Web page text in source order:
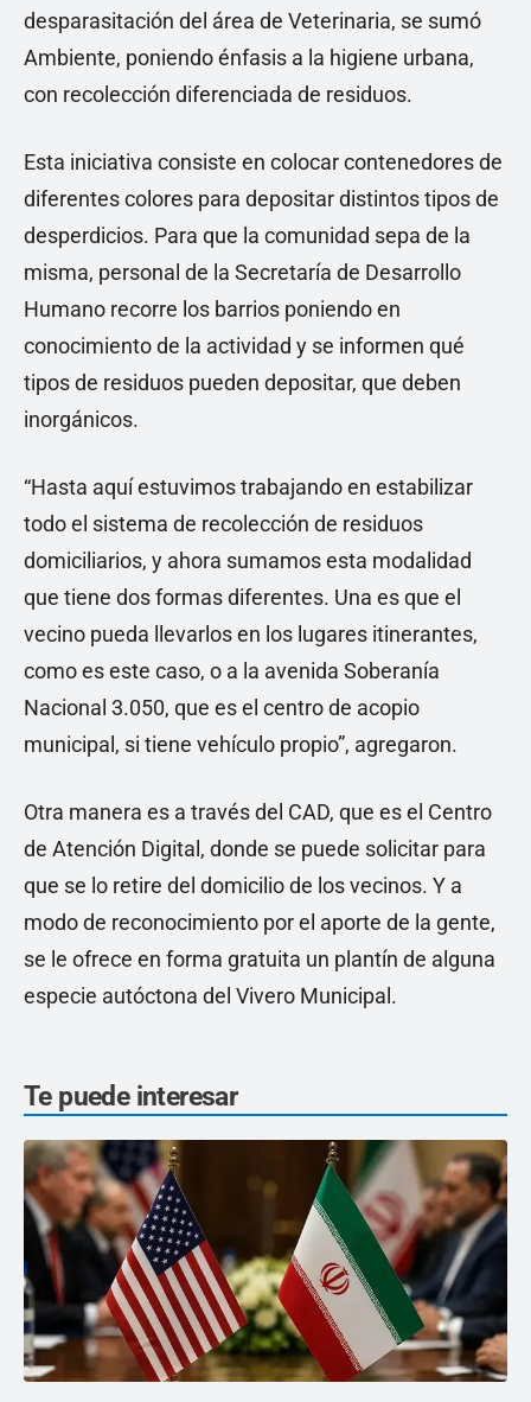
desparasitación del área de Veterinaria, se sumó
Ambiente, poniendo énfasis a la higiene urbana,
con recolección diferenciada de residuos.
Esta iniciativa consiste en colocar contenedores de
diferentes colores para depositar distintos tipos de
desperdicios. Para que la comunidad sepa de la
misma, personal de la Secretaría de Desarrollo
Humano recorre los barrios poniendo en
conocimiento de la actividad y se informen qué
tipos de residuos pueden depositar, que deben
inorgánicos.
“Hasta aquí estuvimos trabajando en estabilizar
todo el sistema de recolección de residuos
domiciliarios, y ahora sumamos esta modalidad
que tiene dos formas diferentes. Una es que el
vecino pueda llevarlos en los lugares itinerantes,
como es este caso, o a la avenida Soberanía
Nacional 3.050, que es el centro de acopio
municipal, si tiene vehículo propio”, agregaron.
Otra manera es a través del CAD, que es el Centro
de Atención Digital, donde se puede solicitar para
que se lo retire del domicilio de los vecinos. Y a
modo de reconocimiento por el aporte de la gente,
se le ofrece en forma gratuita un plantín de alguna
especie autóctona del Vivero Municipal.
Te puede interesar